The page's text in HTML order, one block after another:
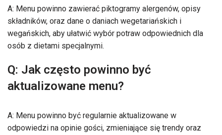
A: Menu powinno zawierać piktogramy alergenów, opisy
składników, oraz dane o daniach wegetariańskich i
wegańskich, aby ułatwić wybór potraw odpowiednich dla
osób z dietami specjalnymi.
Q: Jak często powinno być
aktualizowane menu?
A: Menu powinno być regularnie aktualizowane w
odpowiedzi na opinie gości, zmieniające się trendy oraz